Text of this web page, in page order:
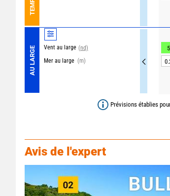
AU LARGE Vent au large (nd)
Mer au large (m)
5
Prévisions établies
Avis de l'expert